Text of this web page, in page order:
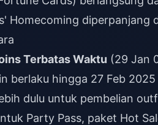
Homecoming diperpanjang
Terbatas Waktu (29 Jan
berlaku hingga 27 Feb
dulu untuk pembelian
Party Pass, paket Hot